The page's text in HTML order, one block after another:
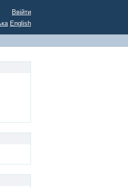
Ввійти
English